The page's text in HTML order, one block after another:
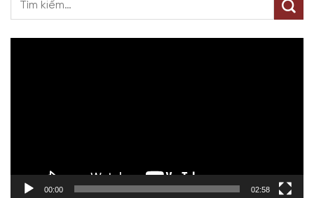
00:00 02:58